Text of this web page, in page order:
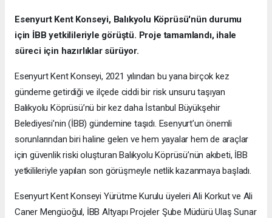
Esenyurt Kent Konseyi, Balıkyolu Köprüsü'nün durumu
için İBB yetkilileriyle görüştü. Proje tamamlandı, ihale
süreci için hazırlıklar sürüyor.
Esenyurt Kent Konseyi, 2021 yılından bu yana birçok kez
gündeme getirdiği ve ilçede ciddi bir risk unsuru taşıyan
Balıkyolu Köprüsü’nü bir kez daha İstanbul Büyükşehir
Belediyesi’nin (İBB) gündemine taşıdı. Esenyurt’un önemli
sorunlarından biri haline gelen ve hem yayalar hem de araçlar
için güvenlik riski oluşturan Balıkyolu Köprüsü’nün akıbeti, İBB
yetkilileriyle yapılan son görüşmeyle netlik kazanmaya başladı.
Esenyurt Kent Konseyi Yürütme Kurulu üyeleri Ali Korkut ve Ali
Caner Mengüoğul, İBB Altyapı Projeler Şube Müdürü Ulaş Sunar